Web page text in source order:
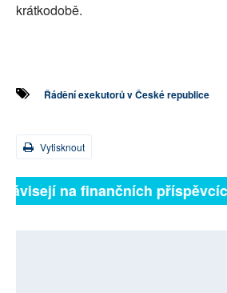
krátkodobě.
Řádění exekutorů v České republice
Vytisknout
na finančních